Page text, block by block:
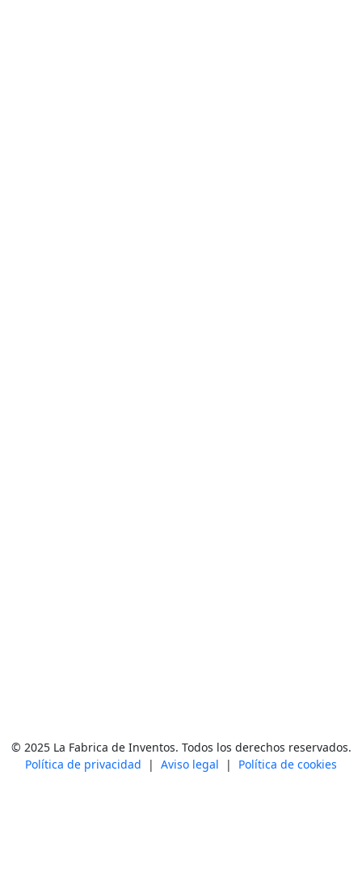
© 2025 La Fabrica de Inventos. Todos los derechos reservados.
Política de privacidad
| Aviso legal | Política de cookies